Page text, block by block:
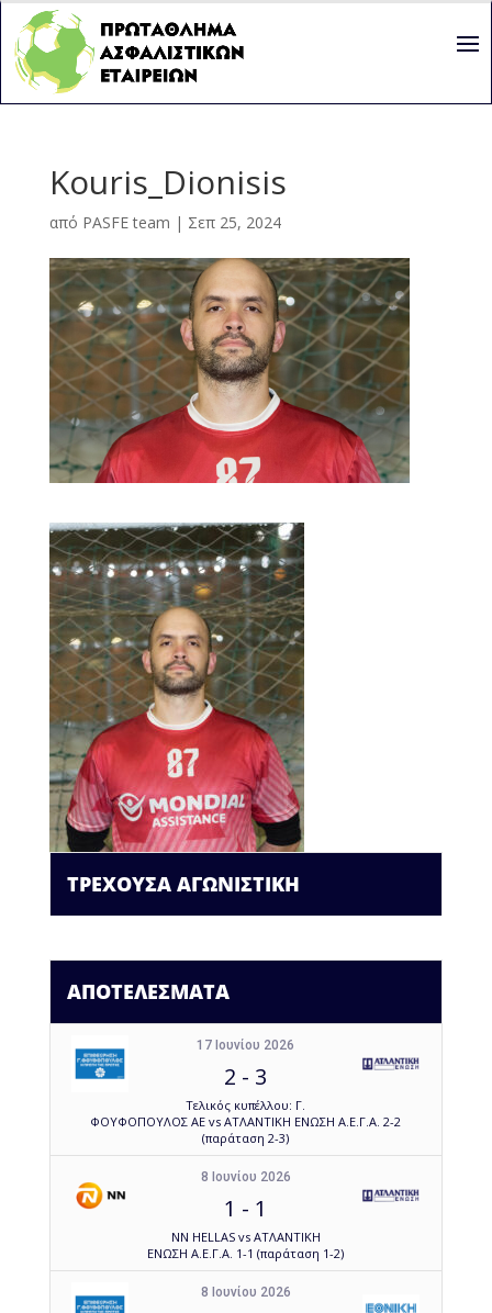
Kouris_Dionisis
από PASFE team | Σεπ 25, 2024
ΤΡΕΧΟΥΣΑ ΑΓΩΝΙΣΤΙΚΗ
ΑΠΟΤΕΛΕΣΜΑΤΑ
17 Ιουνίου 2026
2 - 3
Τελικός κυπέλλου: Γ.
ΦΟΥΦΟΠΟΥΛΟΣ ΑΕ vs ΑΤΛΑΝΤΙΚΗ ΕΝΩΣΗ Α.Ε.Γ.Α. 2-2
(παράταση 2-3)
8 Ιουνίου 2026
1 - 1
NN HELLAS vs ΑΤΛΑΝΤΙΚΗ
ΕΝΩΣΗ Α.Ε.Γ.Α. 1-1 (παράταση 1-2)
8 Ιουνίου 2026